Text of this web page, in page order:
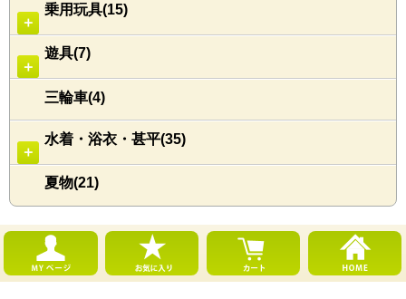
＋
乗用玩具(15)
＋
遊具(7)
三輪車(4)
＋
水着・浴衣・甚平(35)
夏物(21)